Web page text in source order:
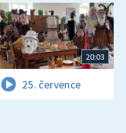
20:03
25. července